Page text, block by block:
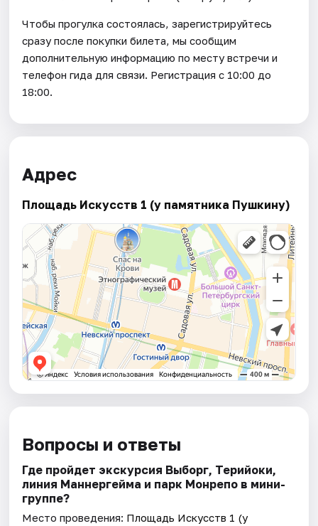
Чтобы прогулка состоялась, зарегистрируйтесь
сразу после покупки билета, мы сообщим
дополнительную информацию по месту встречи и
телефон гида для связи. Регистрация с 10:00 до
18:00.
Адрес
Площадь Искусств 1 (у памятника Пушкину)
Вопросы и ответы
Где пройдет экскурсия Выборг, Терийоки,
линия Маннергейма и парк Монрепо в мини-
группе?
Место проведения: Площадь Искусств 1 (у